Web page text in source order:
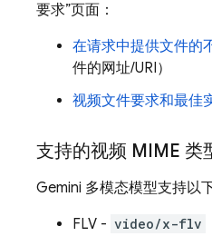
要求”页面：
在请求中提供文件的
件的网址/URI）
视频文件要求和最佳
支持的视频 MIME 类
Gemini 多模态模型支持以
FLV - video/x-flv